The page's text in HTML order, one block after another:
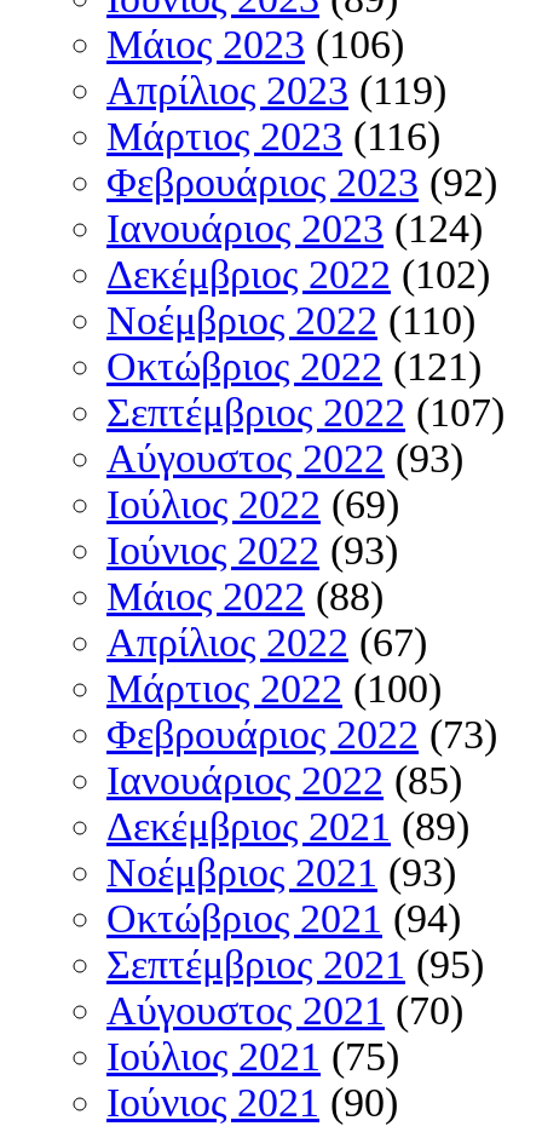
Μάιος 2023 (106)
Απρίλιος 2023 (119)
Μάρτιος 2023 (116)
Φεβρουάριος 2023 (92)
Ιανουάριος 2023 (124)
Δεκέμβριος 2022 (102)
Νοέμβριος 2022 (110)
Οκτώβριος 2022 (121)
Σεπτέμβριος 2022 (107)
Αύγουστος 2022 (93)
Ιούλιος 2022 (69)
Ιούνιος 2022 (93)
Μάιος 2022 (88)
Απρίλιος 2022 (67)
Μάρτιος 2022 (100)
Φεβρουάριος 2022 (73)
Ιανουάριος 2022 (85)
Δεκέμβριος 2021 (89)
Νοέμβριος 2021 (93)
Οκτώβριος 2021 (94)
Σεπτέμβριος 2021 (95)
Αύγουστος 2021 (70)
Ιούλιος 2021 (75)
Ιούνιος 2021 (90)